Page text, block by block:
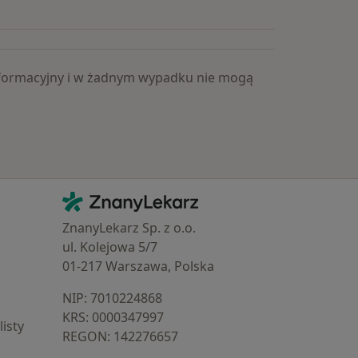
i w żadnym wypadku nie mogą
Kontakt
ZnanyLekarz - Strona główna
ZnanyLekarz Sp. z o.o.
ul. Kolejowa 5/7
01-217 Warszawa, Polska
NIP: ⁠7010224868
KRS: ⁠0000347997
REGON: ⁠142276657